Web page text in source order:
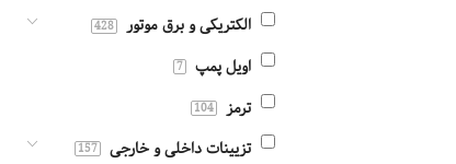
الکتریکی و برق موتور 428
اویل پمپ 7
ترمز 104
تزیینات داخلی و خارجی 157